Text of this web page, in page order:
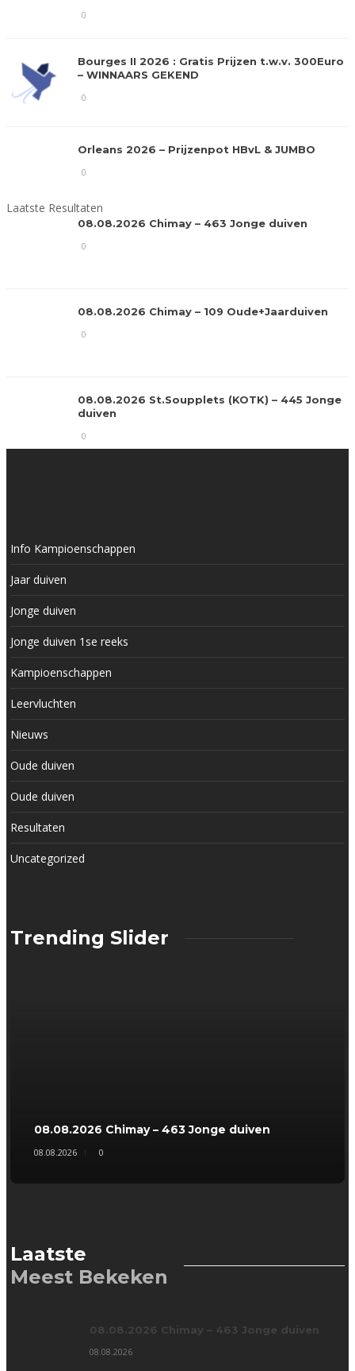
0
Bourges II 2026 : Gratis Prijzen t.w.v. 300Euro
– WINNAARS GEKEND
0
Orleans 2026 – Prijzenpot HBvL & JUMBO
0
Laatste Resultaten
08.08.2026 Chimay – 463 Jonge duiven
0
08.08.2026 Chimay – 109 Oude+Jaarduiven
0
08.08.2026 St.Soupplets (KOTK) – 445 Jonge
duiven
0
Info Kampioenschappen
Jaar duiven
Jonge duiven
Jonge duiven 1se reeks
Kampioenschappen
Leervluchten
Nieuws
Oude duiven
Oude duiven
Resultaten
Uncategorized
Trending Slider
08.08.2026 Chimay – 463 Jonge duiven
08.08.2026 0
Laatste
Meest Bekeken
08.08.2026 Chimay – 463 Jonge duiven
08.08.2026